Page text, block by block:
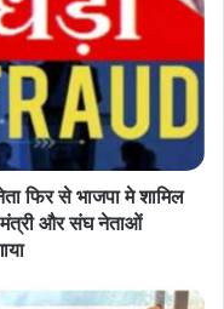
फिर से भाजपा मे शामिल
मंत्री और संघ नेताओं